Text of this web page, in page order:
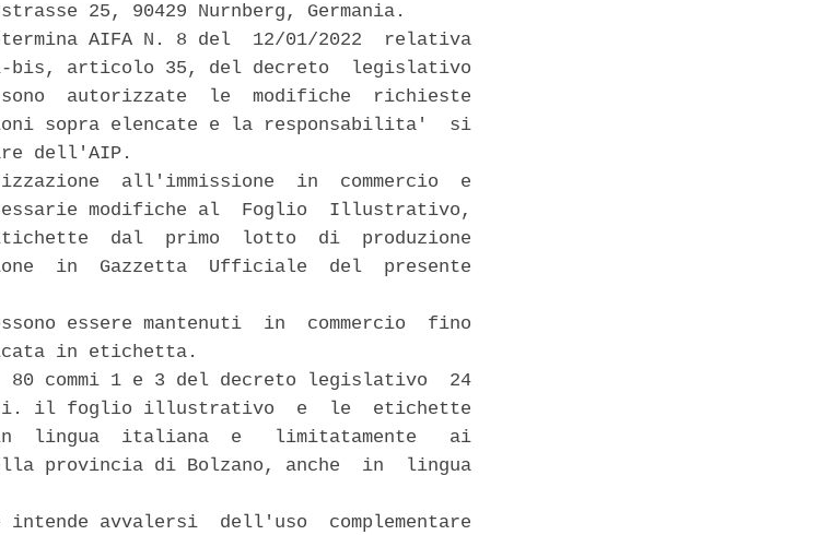
25, 90429 Nurnberg, Germania.
AIFA N. 8 del  12/01/2022  relativa
bis, articolo 35, del decreto  legislativo
autorizzate  le  modifiche  richieste
sopra elencate e la responsabilita'  si
dell'AIP.
all'immissione  in  commercio  e
modifiche al  Foglio  Illustrativo,
dal  primo  lotto  di  produzione
in  Gazzetta  Ufficiale  del  presente
essere mantenuti  in  commercio  fino
in etichetta.
80 commi 1 e 3 del decreto legislativo  24
il foglio illustrativo  e  le  etichette
lingua  italiana  e   limitatamente   ai
provincia di Bolzano, anche  in  lingua
intende avvalersi  dell'uso  complementare